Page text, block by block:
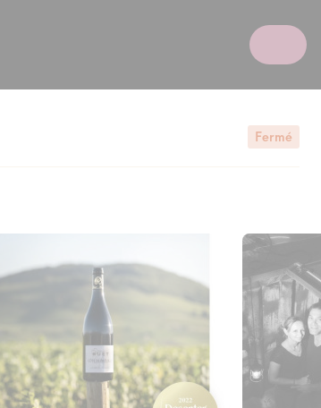
Fermé